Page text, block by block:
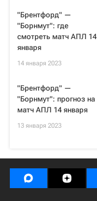
"Брентфорд" —
"Борнмут": где
смотреть матч АПЛ 14
января
14 января 2023
"Брентфорд" —
"Борнмут": прогноз на
матч АПЛ 14 января
13 января 2023